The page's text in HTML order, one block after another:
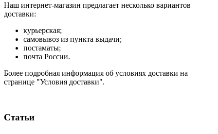
Наш интернет-магазин предлагает несколько вариантов
доставки:
курьерская;
самовывоз из пункта выдачи;
постаматы;
почта России.
Более подробная информация об условиях доставки на
странице "Условия доставки".
Статьи